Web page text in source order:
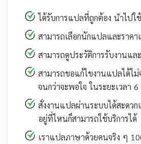
ได้รับการแปลที่ถูกต้อง นำไปใช้
สามารถเลือกนักแปลและราคา
สามารถดูประวัติการรับงานแล
สามารถขอแก้ไขงานแปลได้ไม่
จนกว่าจะพอใจ ในระยะเวลา 6
สั่งงานแปลผ่านระบบได้สะดวก
อยู่ที่ไหนก็สามารถใช้บริการได้
เราแปลภาษาด้วยคนจริง ๆ